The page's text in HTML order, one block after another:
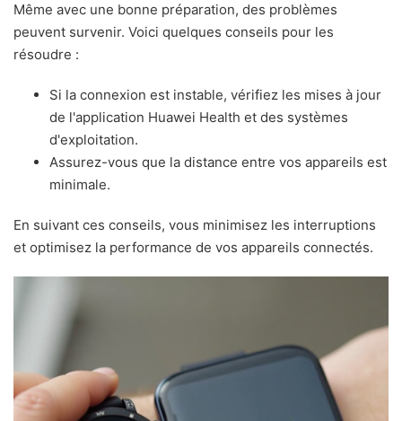
Même avec une bonne préparation, des problèmes
peuvent survenir. Voici quelques conseils pour les
résoudre :
Si la connexion est instable, vérifiez les mises à jour
de l'application Huawei Health et des systèmes
d'exploitation.
Assurez-vous que la distance entre vos appareils est
minimale.
En suivant ces conseils, vous minimisez les interruptions
et optimisez la performance de vos appareils connectés.